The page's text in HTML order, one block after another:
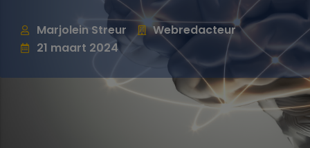
Marjolein Streur
Webredacteur
21 maart 2024